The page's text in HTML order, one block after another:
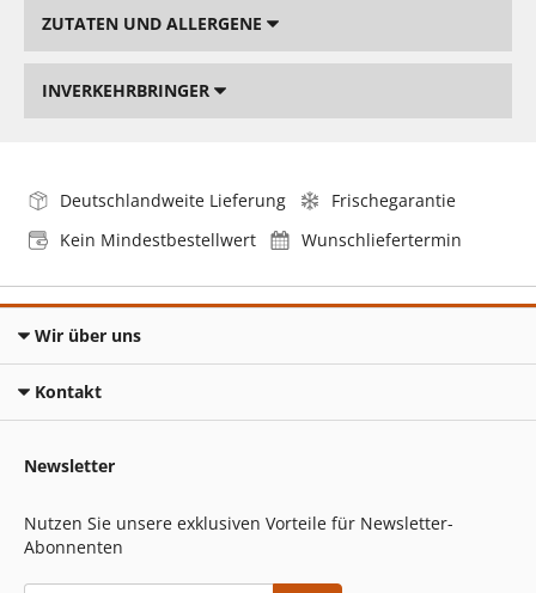
ZUTATEN UND ALLERGENE
INVERKEHRBRINGER
Deutschlandweite Lieferung
Frischegarantie
Kein Mindestbestellwert
Wunschliefertermin
Wir über uns
Kontakt
Newsletter
Nutzen Sie unsere exklusiven Vorteile für Newsletter-
Abonnenten